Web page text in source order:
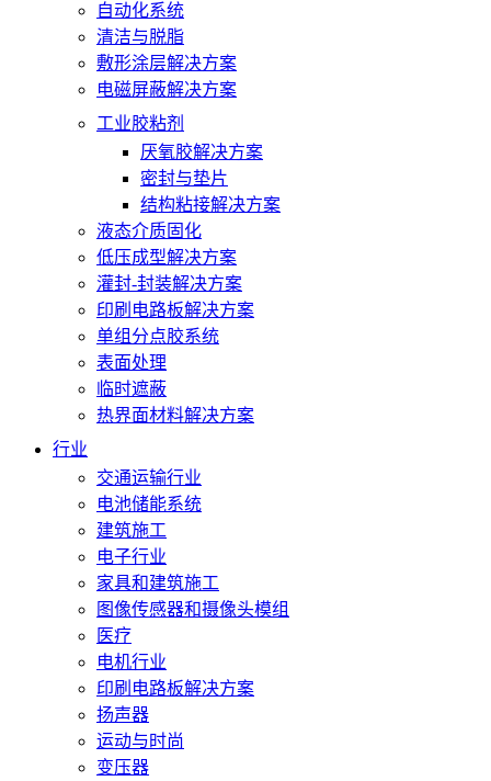
自动化系统
清洁与脱脂
敷形涂层解决方案
电磁屏蔽解决方案
工业胶粘剂
厌氧胶解决方案
密封与垫片
结构粘接解决方案
液态介质固化
低压成型解决方案
灌封-封装解决方案
印刷电路板解决方案
单组分点胶系统
表面处理
临时遮蔽
热界面材料解决方案
行业
交通运输行业
电池储能系统
建筑施工
电子行业
家具和建筑施工
图像传感器和摄像头模组
医疗
电机行业
印刷电路板解决方案
扬声器
运动与时尚
变压器